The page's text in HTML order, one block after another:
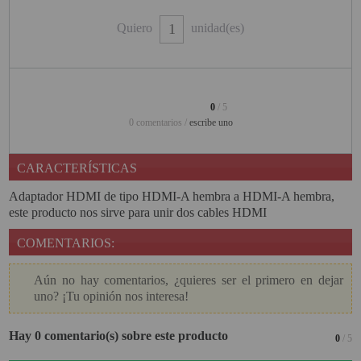
PINBALL VIRTUAL
PROYECTOR CON WIFI
PROYECTOR DE LED
PROYECTOR DE TIRO
ULTRA CORTO
PROYECTOR PARA CINE EN
CASA
PROYECTOR PARA
EDUCACION
Quiero unidad(es)
0 / 5
0 comentarios / escribe uno
CARACTERÍSTICAS
Adaptador HDMI de tipo HDMI-A hembra a HDMI-A hembra,
este producto nos sirve para unir dos cables HDMI
COMENTARIOS:
Aún no hay comentarios, ¿quieres ser el primero en dejar
uno? ¡Tu opinión nos interesa!
Hay 0 comentario(s) sobre este producto 0/ 5